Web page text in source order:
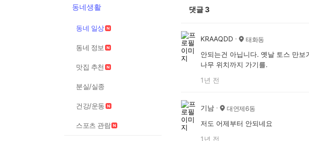
동네생활
동네 일상
동네 정보
맛집 추천
분실/실종
건강/운동
스포츠 관람
댓글 3
KRAAQDD 태화동
안되는건 아닙니다. 옛날 토스 만
나무 위치까지 가기를.
1년 전
기남 대연제6동
저도 어제부터 안되네요
1년 전